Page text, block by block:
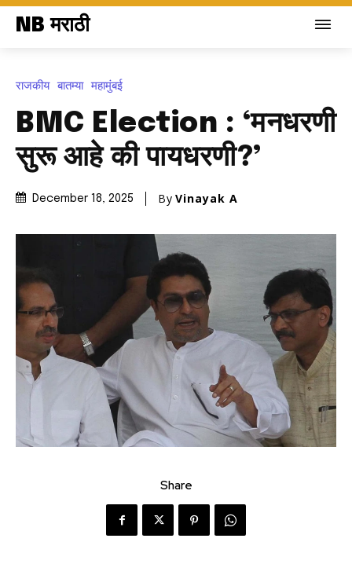
NB मराठी
राजकीय बातम्या महामुंबई
BMC Election : ‘मनधरणी
सुरू आहे की पायधरणी?’
December 18, 2025 By Vinayak A
Share